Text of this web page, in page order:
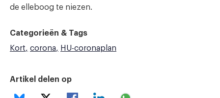
de elleboog te niezen.
Categorieën & Tags
Kort
corona HU-coronaplan
Artikel delen op